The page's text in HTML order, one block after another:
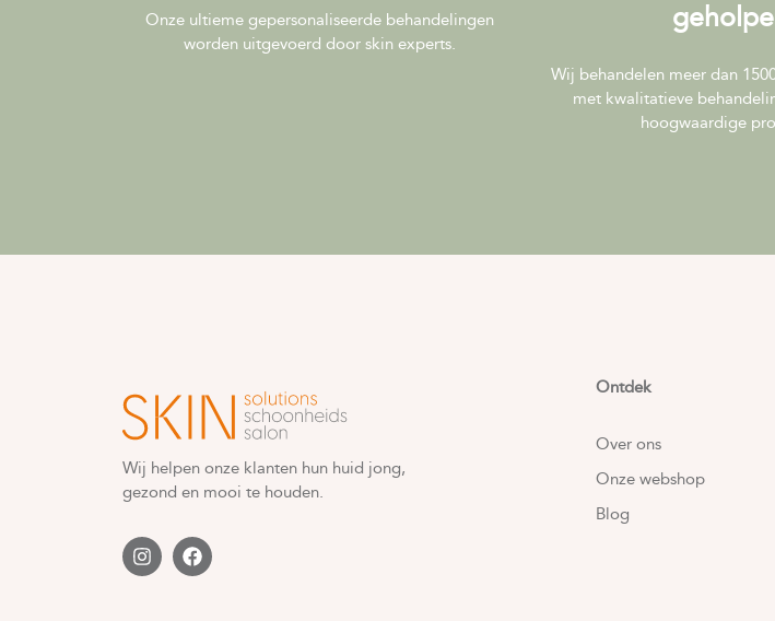
Onze ultieme gepersonaliseerde behandelingen
worden uitgevoerd door skin experts.
Wij behandelen meer dan
met kwalitatieve
hoogwaardige
Wij helpen onze klanten hun huid jong,
gezond en mooi te houden.
Ontdek
Over ons
Onze webshop
Blog